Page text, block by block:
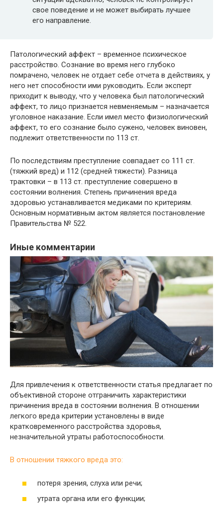
свое поведение и не может выбирать лучшее
его направление.
Патологический аффект – временное психическое
расстройство. Сознание во время него глубоко
помрачено, человек не отдает себе отчета в действиях, у
него нет способности ими руководить. Если эксперт
приходит к выводу, что у человека был патологический
аффект, то лицо признается невменяемым – назначается
уголовное наказание. Если имел место физиологический
аффект, то его сознание было сужено, человек виновен,
подлежит ответственности по 113 ст.
По последствиям преступление совпадает со 111 ст.
(тяжкий вред) и 112 (средней тяжести). Разница
трактовки – в 113 ст. преступление совершено в
состоянии волнения. Степень причинения вреда
здоровью устанавливается медиками по критериям.
Основным нормативным актом является постановление
Правительства № 522.
Иные комментарии
Для привлечения к ответственности статья предлагает по
объективной стороне отграничить характеристики
причинения вреда в состоянии волнения. В отношении
легкого вреда критерии установлены в виде
кратковременного расстройства здоровья,
незначительной утраты работоспособности.
В отношении тяжкого вреда это:
потеря зрения, слуха или речи;
утрата органа или его функции;